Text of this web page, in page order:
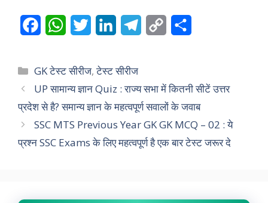
c
e
b
o
o
W
a
t
s
A
p
i
t
t
e
r
n
k
e
d
I
e
g
r
a
y
L
i
n
r
e
Categories
GK टेस्ट सीरीज,टेस्ट सीरीज
UP सामान्य ज्ञान Quiz : राज्य सभा में कितनी सीटें उत्तर
प्रदेश से है? समान्य ज्ञान के महत्वपूर्ण सवालों के जवाब
SSC MTS Previous Year GK GK MCQ – 02 : ये
प्रश्न SSC Exams के लिए महत्वपूर्ण है एक बार टेस्ट जरूर दे